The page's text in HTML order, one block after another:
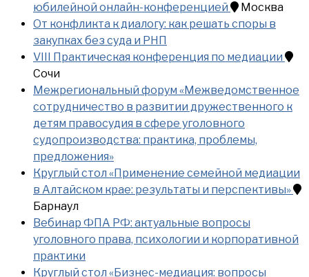
юбилейной онлайн-конференцией
Москва
От конфликта к диалогу: как решать споры в
закупках без суда и РНП
VIII Практическая конференция по медиации
Сочи
Межрегиональный форум «Межведомственное
сотрудничество в развитии дружественного к
детям правосудия в сфере уголовного
судопроизводства: практика, проблемы,
предложения»
Круглый стол «Применение семейной медиации
в Алтайском крае: результаты и перспективы»
Барнаул
Вебинар ФПА РФ: актуальные вопросы
уголовного права, психологии и корпоративной
практики
Круглый стол «Бизнес-медиация: вопросы